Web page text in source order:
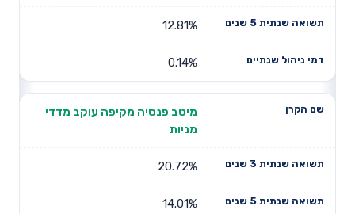
12.81%
0.14%
מיטב פנסיה מקיפה עוקב מדדי
מניות
20.72%
14.01%